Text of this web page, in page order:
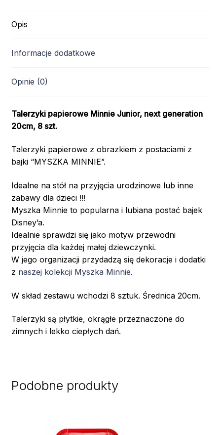
Opis
Informacje dodatkowe
Opinie (0)
Talerzyki papierowe Minnie Junior, next generation
20cm, 8 szt.
Talerzyki papierowe z obrazkiem z postaciami z
bajki “MYSZKA MINNIE”.
Idealne na stół na przyjęcia urodzinowe lub inne
zabawy dla dzieci !!!
Myszka Minnie to popularna i lubiana postać bajek
Disney’a.
Idealnie sprawdzi się jako motyw przewodni
przyjęcia dla każdej małej dziewczynki.
W jego organizacji przydadzą się dekoracje i dodatki
z naszej kolekcji Myszka Minnie.
W skład zestawu wchodzi 8 sztuk. Średnica 20cm.
Talerzyki są płytkie, okrągłe przeznaczone do
zimnych i lekko ciepłych dań.
Podobne produkty